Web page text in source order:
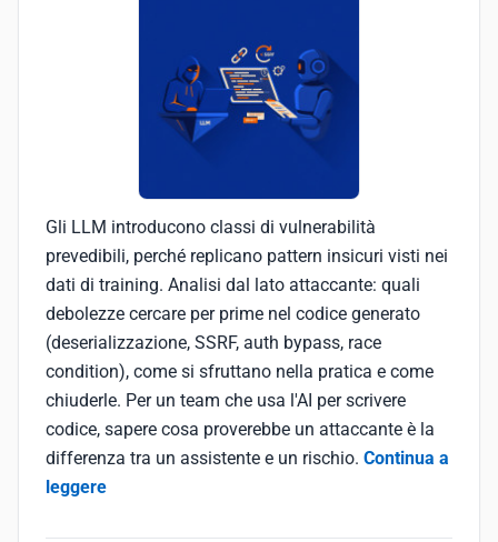
Gli LLM introducono classi di vulnerabilità
prevedibili, perché replicano pattern insicuri visti nei
dati di training. Analisi dal lato attaccante: quali
debolezze cercare per prime nel codice generato
(deserializzazione, SSRF, auth bypass, race
condition), come si sfruttano nella pratica e come
chiuderle. Per un team che usa l'AI per scrivere
codice, sapere cosa proverebbe un attaccante è la
differenza tra un assistente e un rischio. Continua a
leggere